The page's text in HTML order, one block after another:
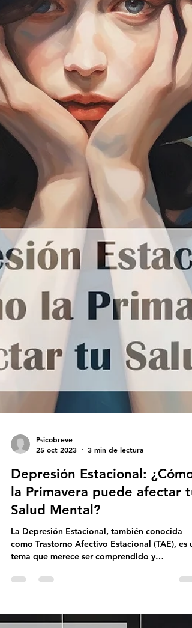
Psicobreve
25 oct 2023
3 min de lectura
Depresión Estacional: ¿Cómo
Salud Mental?
La Depresión Estacional, también conocida
tema que merece ser comprendido y
abordado....